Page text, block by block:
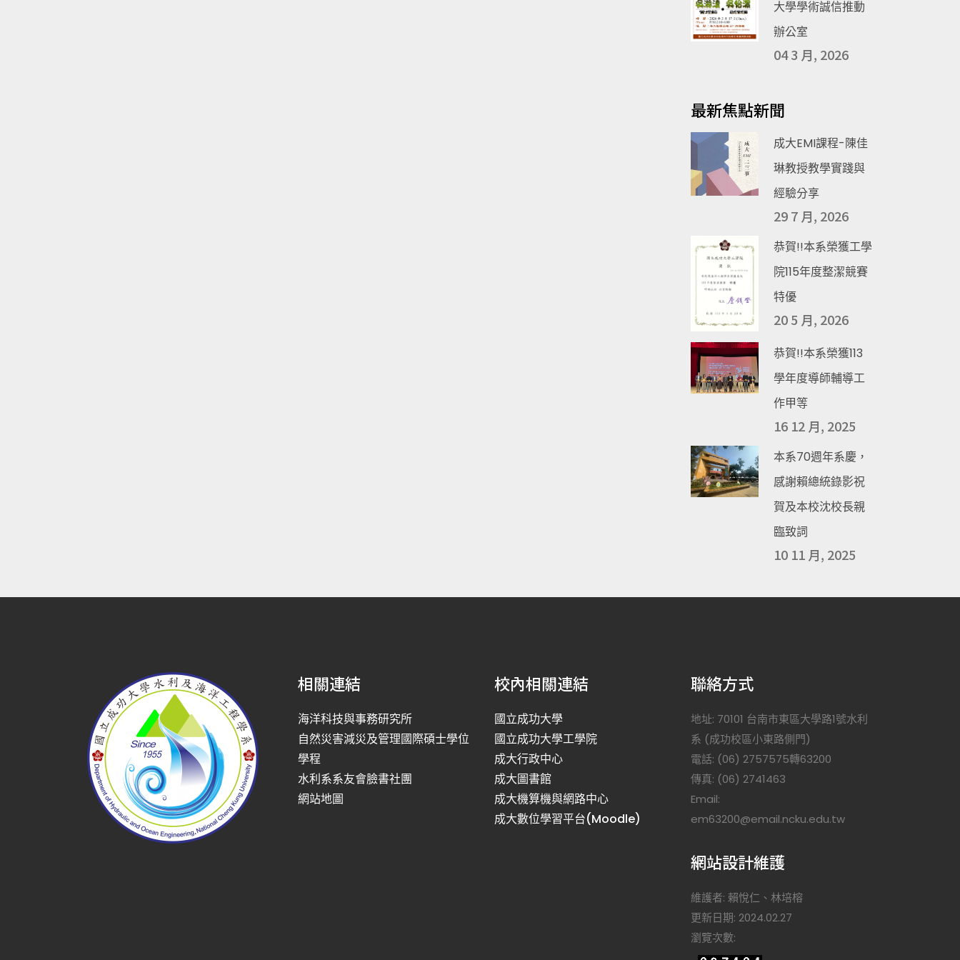
大學學術誠信推動
辦公室
04 3 月, 2026
最新焦點新聞
成大EMI課程-陳佳
琳教授教學實踐與
經驗分享
29 7 月, 2026
恭賀!!本系榮獲工學
院115年度整潔競賽
特優
20 5 月, 2026
恭賀!!本系榮獲113
學年度導師輔導工
作甲等
16 12 月, 2025
本系70週年系慶，
感謝賴總統錄影祝
賀及本校沈校長親
臨致詞
10 11 月, 2025
相關連結
海洋科技與事務研究所
自然災害減災及管理國際碩士學位
學程
水利系系友會臉書社團
網站地圖
校內相關連結
國立成功大學
國立成功大學工學院
成大行政中心
成大圖書館
成大機算機與網路中心
成大數位學習平台(Moodle)
聯絡方式
地址: 70101 台南市東區大學路1號水利
系 (成功校區小東路側門)
電話: (06) 2757575轉63200
傳真: (06) 2741463
Email:
em63200@email.ncku.edu.tw
網站設計維護
維護者: 賴悅仁、林培榕
更新日期: 2024.02.27
瀏覽次數: